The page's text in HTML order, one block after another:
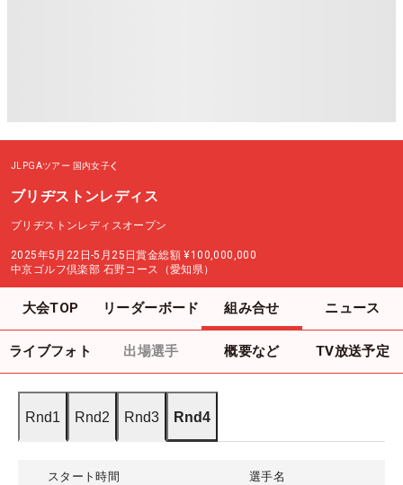
JLPGAツアー 国内女子
ブリヂストンレディス
ブリヂストンレディスオープン
2025年5月22日-5月25日賞金総額 ¥100,000,000
中京ゴルフ倶楽部 石野コース（愛知県）
大会TOP リーダーボード 組み合せ ニュース
ライブフォト 出場選手 概要など TV放送予定
Rnd1 Rnd2 Rnd3 Rnd4
スタート時間 選手名